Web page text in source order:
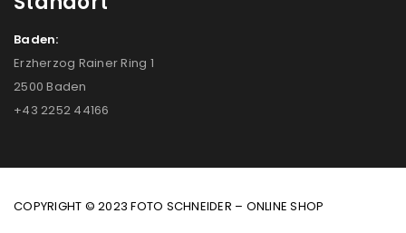
Baden:
Erzherzog Rainer Ring 1
2500 Baden
+43 2252 44166
COPYRIGHT © 2023 FOTO SCHNEIDER – ONLINE SHOP